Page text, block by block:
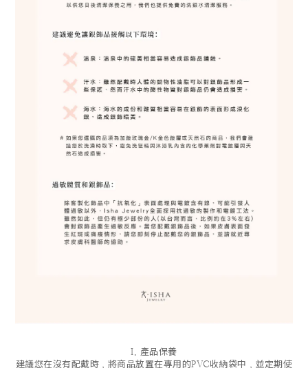
I. 產品保養
建議您在沒有配戴時，將商品放置在專用的PVC收納袋中，並定期使